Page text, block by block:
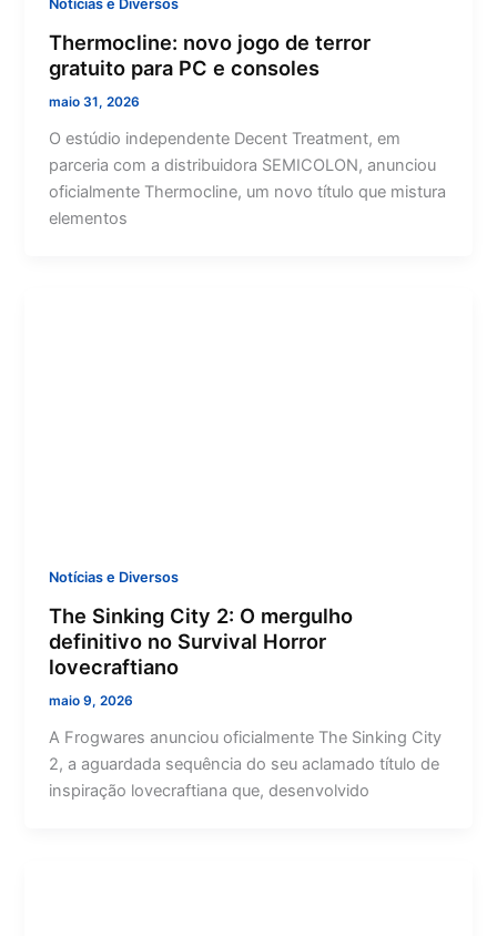
Notícias e Diversos
Thermocline: novo jogo de terror
gratuito para PC e consoles
maio 31, 2026
O estúdio independente Decent Treatment, em
parceria com a distribuidora SEMICOLON, anunciou
oficialmente Thermocline, um novo título que mistura
elementos
Notícias e Diversos
The Sinking City 2: O mergulho
definitivo no Survival Horror
lovecraftiano
maio 9, 2026
A Frogwares anunciou oficialmente The Sinking City
2, a aguardada sequência do seu aclamado título de
inspiração lovecraftiana que, desenvolvido